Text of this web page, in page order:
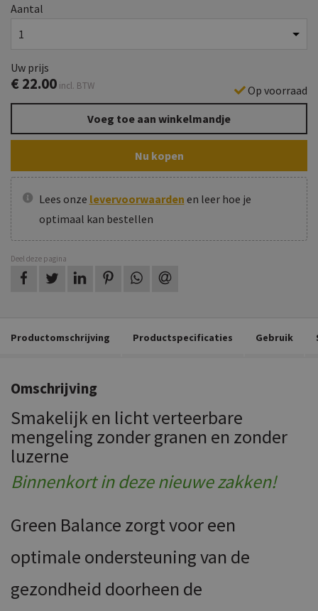
Aantal
Uw prijs
€ 22.00 incl. BTW
Op voorraad
Voeg toe aan winkelmandje
Nu kopen
Lees onze levervoorwaarden en leer hoe je
optimaal kan bestellen
Deel deze pagina
op Facebookop Twitterop LinkedInop Pinterestop WhatsApp
Productomschrijving Productspecificaties Gebruik
Omschrijving
Smakelijk en licht verteerbare
mengeling zonder granen en zonder
luzerne
Binnenkort in deze nieuwe zakken!
Green Balance zorgt voor een
optimale ondersteuning van de
gezondheid doorheen de